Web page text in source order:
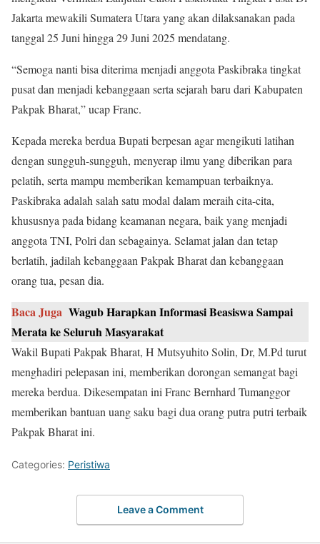
Jakarta mewakili Sumatera Utara yang akan dilaksanakan pada
tanggal 25 Juni hingga 29 Juni 2025 mendatang.
“Semoga nanti bisa diterima menjadi anggota Paskibraka tingkat
pusat dan menjadi kebanggaan serta sejarah baru dari Kabupaten
Pakpak Bharat,” ucap Franc.
Kepada mereka berdua Bupati berpesan agar mengikuti latihan
dengan sungguh-sungguh, menyerap ilmu yang diberikan para
pelatih, serta mampu memberikan kemampuan terbaiknya.
Paskibraka adalah salah satu modal dalam meraih cita-cita,
khususnya pada bidang keamanan negara, baik yang menjadi
anggota TNI, Polri dan sebagainya. Selamat jalan dan tetap
berlatih, jadilah kebanggaan Pakpak Bharat dan kebanggaan
orang tua, pesan dia.
Baca Juga Wagub Harapkan Informasi Beasiswa Sampai
Merata ke Seluruh Masyarakat
Wakil Bupati Pakpak Bharat, H Mutsyuhito Solin, Dr, M.Pd turut
menghadiri pelepasan ini, memberikan dorongan semangat bagi
mereka berdua. Dikesempatan ini Franc Bernhard Tumanggor
memberikan bantuan uang saku bagi dua orang putra putri terbaik
Pakpak Bharat ini.
Categories: Peristiwa
Leave a Comment